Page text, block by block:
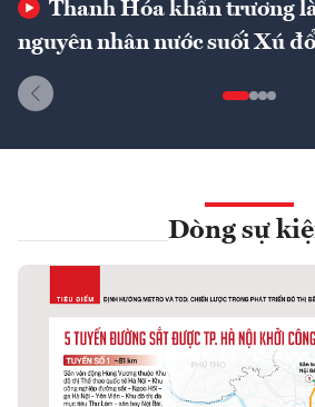
Thanh Hóa khẩn trương
nguyên nhân nước suối Xú
Dòng sự